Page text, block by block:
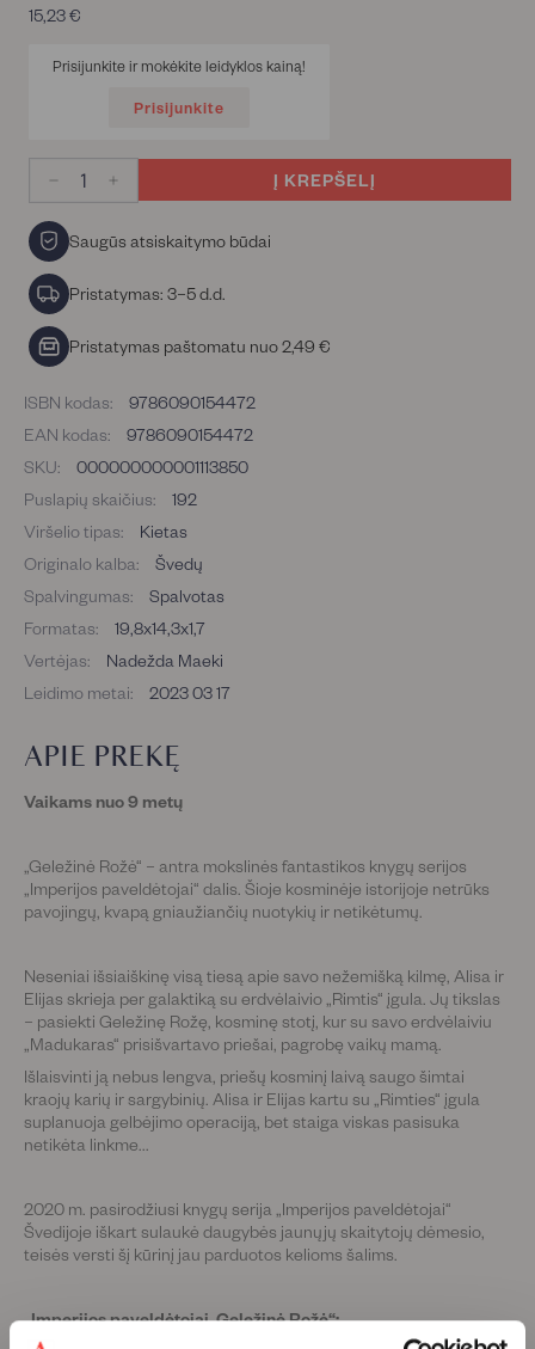
15,23 €
Prisijunkite ir mokėkite leidyklos kainą!
Prisijunkite
− +
Į KREPŠELĮ
Saugūs atsiskaitymo būdai
Pristatymas: 3–5 d.d.
Pristatymas paštomatu nuo 2,49 €
APIE PREKĘ
Vaikams nuo 9 metų
„Geležinė Rožė“ – antra mokslinės fantastikos knygų serijos
„Imperijos paveldėtojai“ dalis. Šioje kosminėje istorijoje netrūks
pavojingų, kvapą gniaužiančių nuotykių ir netikėtumų.
Neseniai išsiaiškinę visą tiesą apie savo nežemišką kilmę, Alisa ir
Elijas skrieja per galaktiką su erdvėlaivio „Rimtis“ įgula. Jų tikslas
– pasiekti Geležinę Rožę, kosminę stotį, kur su savo erdvėlaiviu
„Madukaras“ prisišvartavo priešai, pagrobę vaikų mamą.
Išlaisvinti ją nebus lengva, priešų kosminį laivą saugo šimtai
kraojų karių ir sargybinių. Alisa ir Elijas kartu su „Rimties“ įgula
suplanuoja gelbėjimo operaciją, bet staiga viskas pasisuka
netikėta linkme...
2020 m. pasirodžiusi knygų serija „Imperijos paveldėtojai“
Švedijoje iškart sulaukė daugybės jaunųjų skaitytojų dėmesio,
teisės versti šį kūrinį jau parduotos kelioms šalims.
„Imperijos paveldėtojai. Geležinė Rožė“:
ISBN kodas:
9786090154472
EAN kodas:
9786090154472
SKU:
000000000001113850
Puslapių skaičius:
192
Viršelio tipas:
Kietas
Originalo kalba:
Švedų
Spalvingumas:
Spalvotas
Formatas:
19,8x14,3x1,7
Vertėjas:
Nadežda Maeki
Leidimo metai:
2023 03 17